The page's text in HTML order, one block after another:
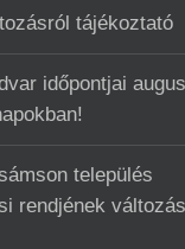
tájékoztató
️időpontjai
település
rendjének